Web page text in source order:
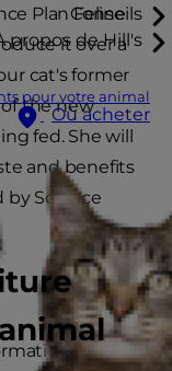
Conseils
propos de Hill's
pour votre animal
Où acheter
Plan Feline
it over a
cat's former
the new
fed. She will
and benefits
Science
about